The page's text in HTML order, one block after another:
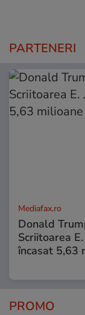
PARTENERI
Mediafax.ro
Donald
Scriitoarea
încasat 5,63
PROMO